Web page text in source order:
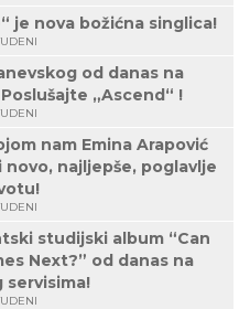
je nova božićna singlica!
od danas na
„Ascend“ !
nam Emina Arapović
najljepše, poglavlje
studijski album “Can
Next?” od danas na
servisima!